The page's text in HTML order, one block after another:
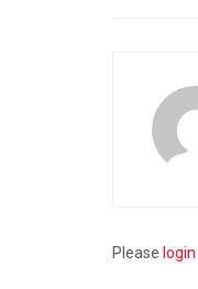
Please login